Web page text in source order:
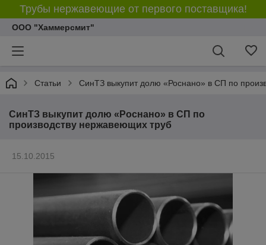
Трубы нержавеющие от первого поставщика!
ООО "Хаммерсмит"
Статьи СинТЗ выкупит долю «Роснано» в СП по
СинТЗ выкупит долю «Роснано» в СП по
производству нержавеющих труб
15.10.2015